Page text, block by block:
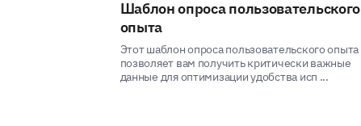
Шаблон опроса пользовательского
опыта
Этот шаблон опроса пользовательского опыта
позволяет вам получить критически важные
данные для оптимизации удобства исп ...